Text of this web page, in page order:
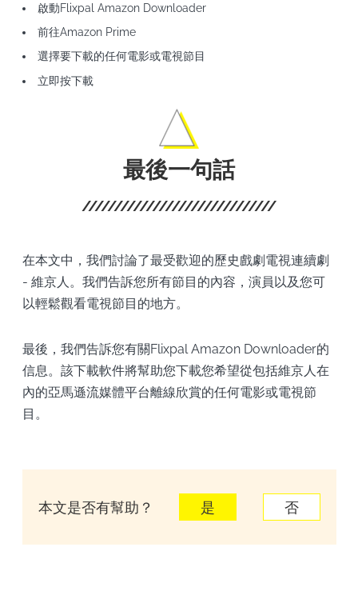
啟動Flixpal Amazon Downloader
前往Amazon Prime
選擇要下載的任何電影或電視節目
立即按下載
最後一句話
在本文中，我們討論了最受歡迎的歷史戲劇電視連續劇
- 維京人。我們告訴您所有節目的內容，演員以及您可
以輕鬆觀看電視節目的地方。
最後，我們告訴您有關Flixpal Amazon Downloader的
信息。該下載軟件將幫助您下載您希望從包括維京人在
內的亞馬遜流媒體平台離線欣賞的任何電影或電視節
目。
本文是否有幫助？ 是 否